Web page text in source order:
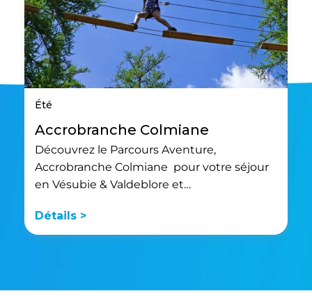
Été
Accrobranche Colmiane
Découvrez le Parcours Aventure,
Accrobranche Colmiane pour votre séjour
en Vésubie & Valdeblore et…
Détails >